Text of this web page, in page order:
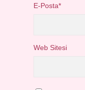
E-Posta*
Web Sitesi